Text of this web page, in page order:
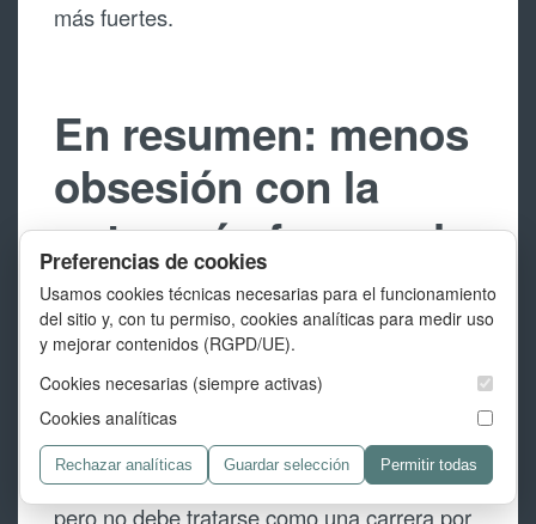
más fuertes.
En resumen: menos
obsesión con la
nota, más foco en la
experiencia real
El SEO técnico en 2026 exige mirar tanto la
parte clásica del sitio como la experiencia
real que ofrece al usuario. Core Web Vitals
es una pieza importante de esa revisión,
pero no debe tratarse como una carrera por
Preferencias de cookies
Usamos cookies técnicas necesarias para el funcionamiento
del sitio y, con tu permiso, cookies analíticas para medir uso
y mejorar contenidos (RGPD/UE).
Cookies necesarias (siempre activas)
Cookies analíticas
Rechazar analíticas Guardar selección Permitir todas